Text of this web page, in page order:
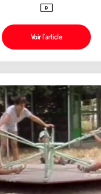
Voir l’article